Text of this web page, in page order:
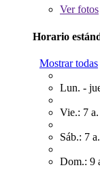
Verfotos
Horario
Mostrar todas
Lun. -
Vie.: 7
Sáb.: 7
Dom.: 9